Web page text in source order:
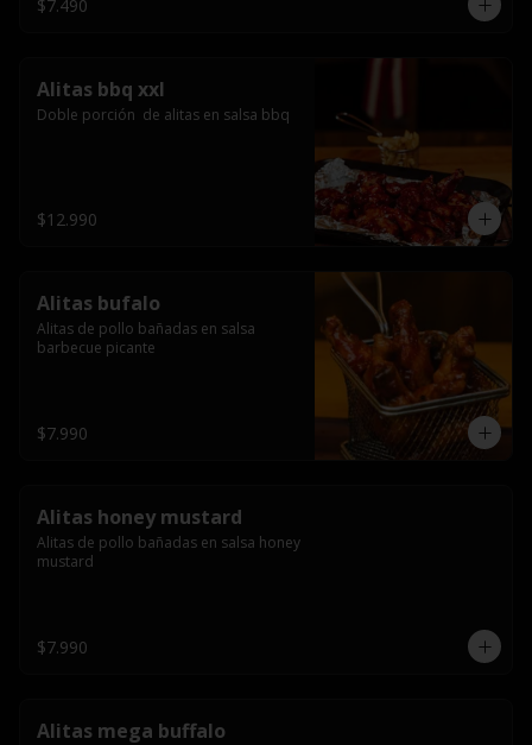
$7.490
Alitas bbq xxl
Doble porción  de alitas en salsa bbq
$12.990
Alitas bufalo
Alitas de pollo bañadas en salsa
barbecue picante
$7.990
Alitas honey mustard
Alitas de pollo bañadas en salsa honey
mustard
$7.990
Alitas mega buffalo